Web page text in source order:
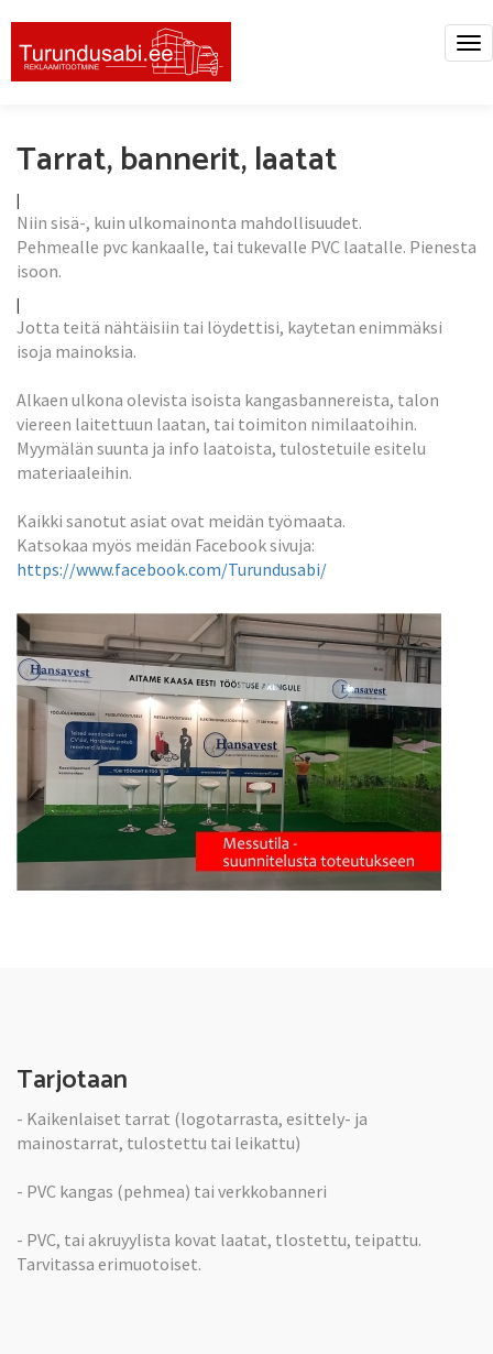
Tarrat, bannerit, laatat
|
Niin sisä-, kuin ulkomainonta mahdollisuudet.
Pehmealle pvc kankaalle, tai tukevalle PVC laatalle. Pienesta
isoon.
|
Jotta teitä nähtäisiin tai löydettisi, kaytetan enimmäksi
isoja mainoksia.
Alkaen ulkona olevista isoista kangasbannereista, talon
viereen laitettuun laatan, tai toimiton nimilaatoihin.
Myymälän suunta ja info laatoista, tulostetuile esitelu
materiaaleihin.
Kaikki sanotut asiat ovat meidän työmaata.
Katsokaa myös meidän Facebook sivuja:
https://www.facebook.com/Turundusabi/
Tarjotaan
- Kaikenlaiset tarrat (logotarrasta, esittely- ja
mainostarrat, tulostettu tai leikattu)
- PVC kangas (pehmea) tai verkkobanneri
- PVC, tai akruyylista kovat laatat, tlostettu, teipattu.
Tarvitassa erimuotoiset.